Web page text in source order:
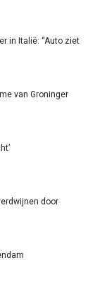
in Italië: “Auto ziet
van Groninger
door